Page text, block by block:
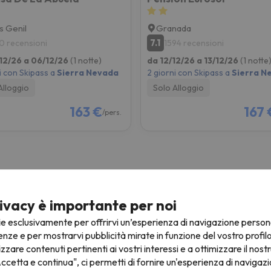
Genil
recensioni
26 a 06/12/26 (1 notte)
con Skipass a Sierra Nevada
163 €/pers.
Granada
7.1 1594 recensioni
da 12/12/26 a 13/12/26 (1 notte)
2 giorni con Skipass a Sierra
Solo Alloggio
167
Natale sulla neve
4 notti + Skipass per 3 giorni
Da
246 €
3
è importante per noi
esclusivamente per offrirvi un’esperienza di navigazione
e per mostrarvi pubblicità mirate in funzione del vostro
contenuti pertinenti ai vostri interessi e a ottimizzare il
e continua", ci permetti di fornire un'esperienza di